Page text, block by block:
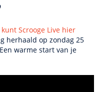
kunt Scrooge Live hier
herhaald op zondag 25
warme start van je